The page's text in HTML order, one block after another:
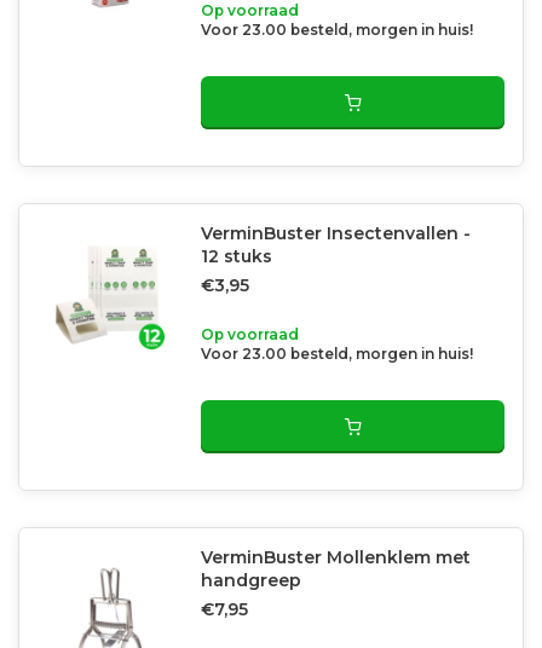
Op voorraad
Voor 23.00 besteld, morgen in huis!
VerminBuster Insectenvallen -
12 stuks
€3,95
Op voorraad
Voor 23.00 besteld, morgen in huis!
VerminBuster Mollenklem met
handgreep
€7,95